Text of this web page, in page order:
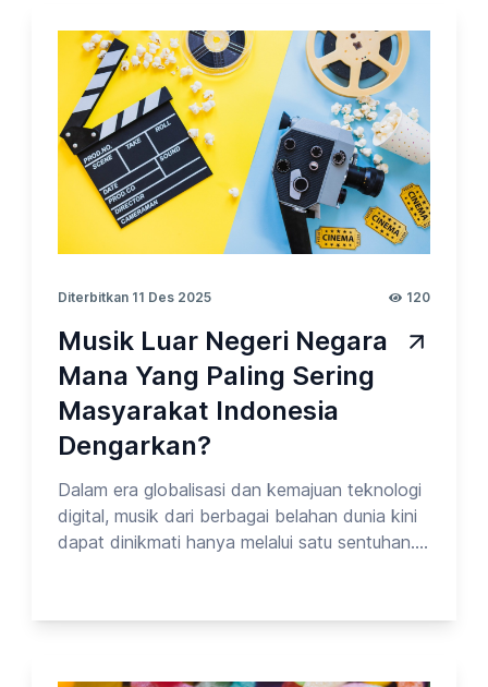
favorit banyak konsumen. Pada kesempatan
kali ini, Opinion Park membahas Tentang
Makanan Ringan2023_vol.9. Yuk cek
surveinya!
Diterbitkan 11 Des 2025 120
Musik Luar Negeri Negara
Mana Yang Paling Sering
Masyarakat Indonesia
Dengarkan?
Dalam era globalisasi dan kemajuan teknologi
digital, musik dari berbagai belahan dunia kini
dapat dinikmati hanya melalui satu sentuhan.
kabur—membuka peluang bagi siapa saja